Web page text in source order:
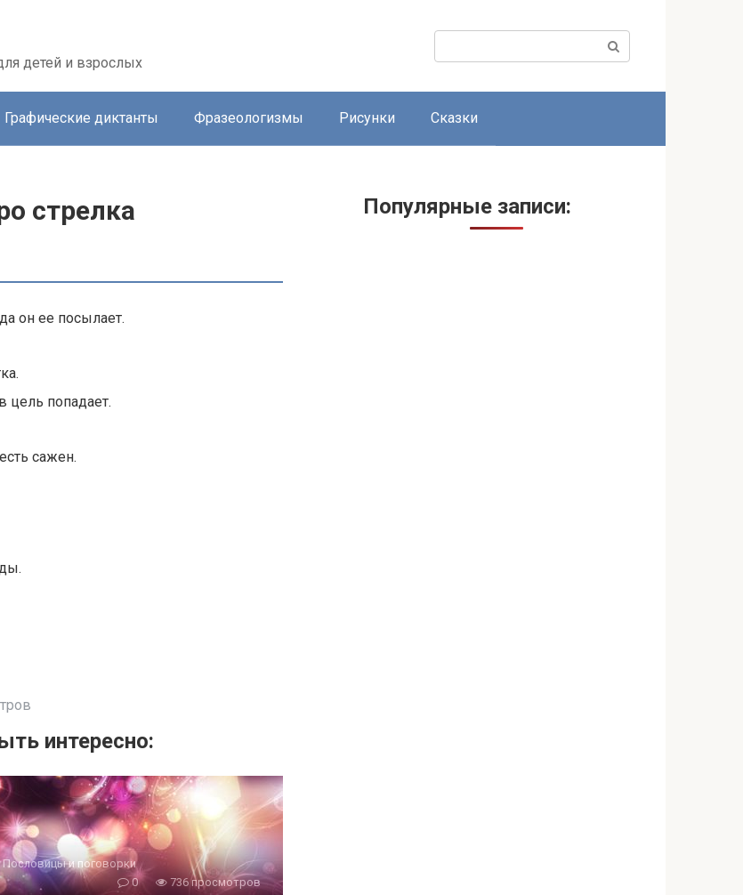
детей и взрослых
Поиск:
Графические диктанты Фразеологизмы Рисунки Сказки
стрелка
он ее посылает.
цель попадает.
сажен.
интересно:
Пословицы и поговорки
0
736 просмотров
Популярные записи: